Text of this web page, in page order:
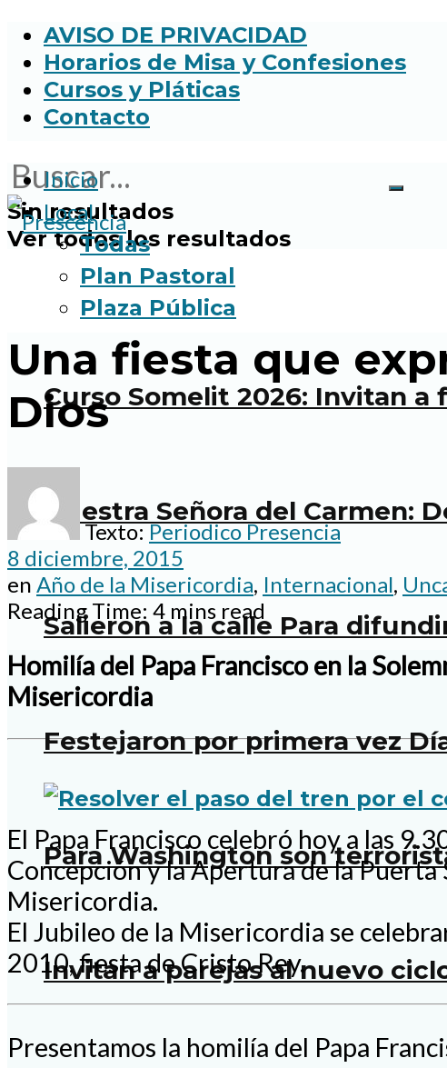
AVISO DE PRIVACIDAD
Horarios de Misa y Confesiones
Cursos y Pláticas
Contacto
Sin resultados
Ver todos los resultados
Inicio
Local
Todas
Plan Pastoral
Plaza Pública
Curso Somelit 2026: Invitan
Nuestra Señora del Carmen:
Salieron a la calle Para
Festejaron por primera vez
Para Washington son
Invitan a parejas al nuevo
Una fiesta que
Dios
Texto:Periodico Presencia
8 diciembre, 2015
en Año de la Misericordia, Internacional,
Reading Time: 4 mins read
Homilía del Papa Francisco en la
Misericordia
El Papa Francisco celebró hoy a las
Concepción y la Apertura de la Puerta
Misericordia.
El Jubileo de la Misericordia se
2010, fiesta de Cristo Rey.
Presentamos la homilía del Papa